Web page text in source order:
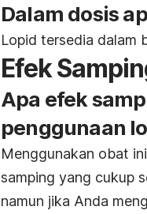
Dalam dosis
Lopid tersedia dalam
Efek
Apa efek
penggunaan
Menggunakan obat
samping yang cukup
namun jika Anda